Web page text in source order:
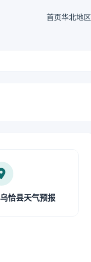
首页华北地区
乌恰县天气预报